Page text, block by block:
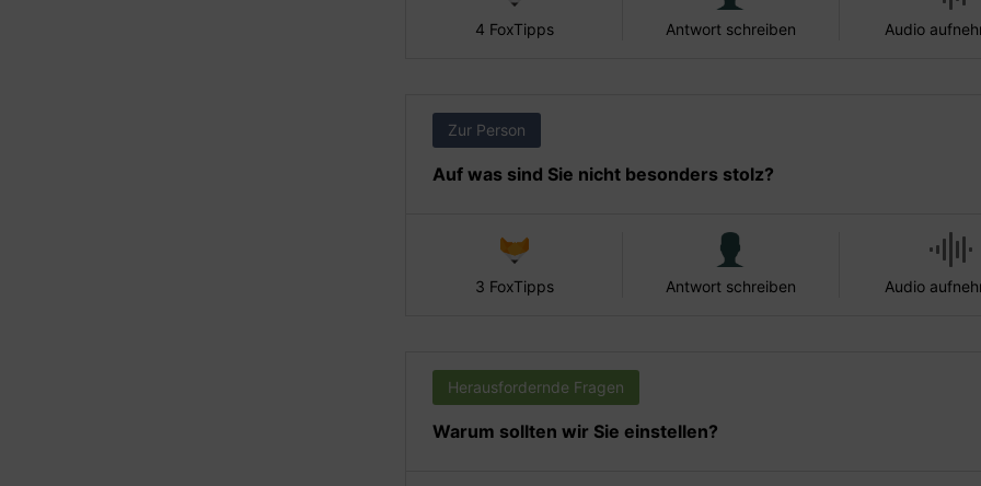
4 FoxTipps Antwort schreiben Audio
Zur Person
Auf was sind Sie nicht besonders stolz?
3 FoxTipps Antwort schreiben Audio
Herausfordernde Fragen
Warum sollten wir Sie einstellen?